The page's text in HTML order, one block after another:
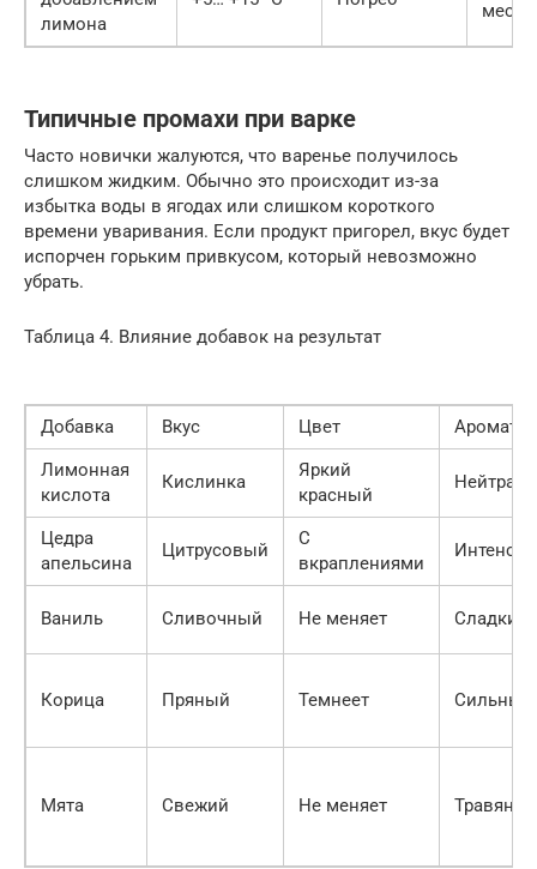
лимона
Типичные промахи при варке
Часто новички жалуются, что варенье получилось
слишком жидким. Обычно это происходит из-за
избытка воды в ягодах или слишком короткого
времени уваривания. Если продукт пригорел, вкус будет
испорчен горьким привкусом, который невозможно
убрать.
Таблица 4. Влияние добавок на результат
Добавка Вкус Цвет
Аромат
Лимонная
кислота
Кислинка
Яркий
красный
Цедра
апельсина
Цитрусовый
С
вкраплениями
Ваниль Сливочный Не меняет Сладкий
Корица Пряный Темнеет Сильный
Мята Свежий Не меняет